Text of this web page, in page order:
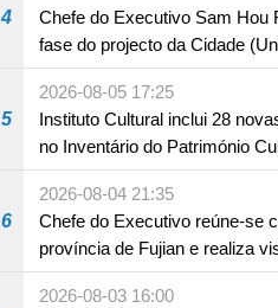
4
Chefe do Executivo Sam Hou
fase do projecto da Cidade
Educação Internacional de
5
2026-08-05 17:25
Instituto Cultural inclui 28
no Inventário do Património
6
2026-08-04 21:35
Chefe do Executivo reúne-se
província de Fujian e realiza
em Fuzhou
2026-08-03 16:00